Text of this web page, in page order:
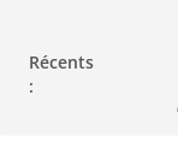
Récents
: